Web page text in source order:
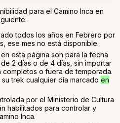
para el Camino Inca en
todos los años en Febrero por
ese mes no está disponible.
esta página son para la fecha
2 días o de 4 días, sin importar
o fuera de temporada.
trek cualquier día marcado en
por el Ministerio de Cultura
habilitados para controlar y
Inca.